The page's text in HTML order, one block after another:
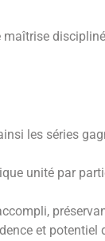
les séries
unité par
et potentiel